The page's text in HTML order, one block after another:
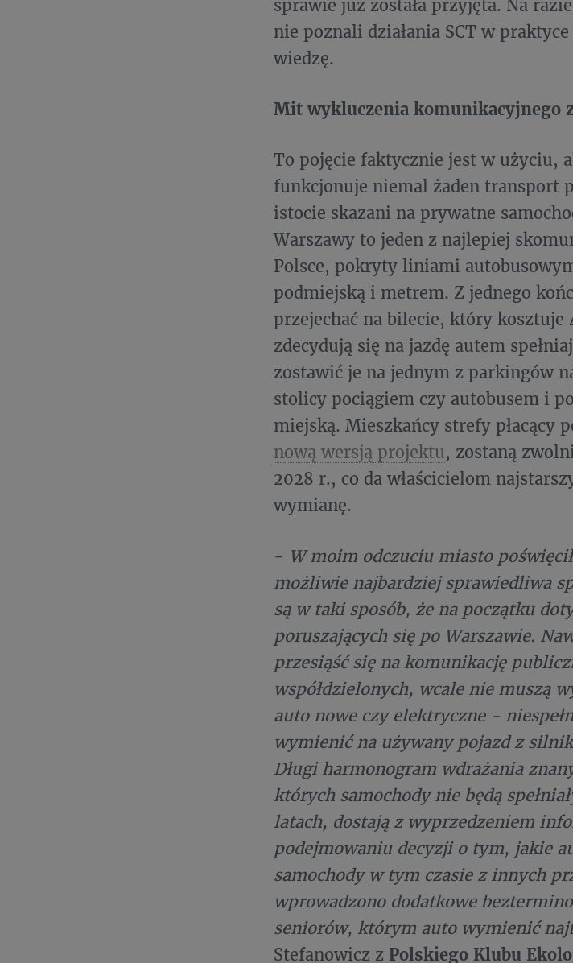
sprawie już została przyjęta. Na
nie poznali działania SCT w
wiedzę.
Mit wykluczenia komunikacyjnego
To pojęcie faktycznie jest w użyciu,
funkcjonuje niemal żaden transport
istocie skazani na prywatne
Warszawy to jeden z najlepiej
Polsce, pokryty liniami
podmiejską i metrem. Z jednego
przejechać na bilecie, który
zdecydują się na jazdę autem
zostawić je na jednym z parkingów
stolicy pociągiem czy autobusem i
miejską. Mieszkańcy strefy płacący
nową wersją projektu, zostaną
2028 r., co da właścicielom
wymianę.
- W moim odczuciu miasto
możliwie najbardziej sprawiedliwa
są w taki sposób, że na początku
poruszających się po Warszawie.
przesiąść się na komunikację
współdzielonych, wcale nie muszą
auto nowe czy elektryczne -
wymienić na używany pojazd z
Długi harmonogram wdrażania
których samochody nie będą
latach, dostają z wyprzedzeniem
podejmowaniu decyzji o tym, jakie
samochody w tym czasie z innych
wprowadzono dodatkowe
seniorów, którym auto wymienić
Stefanowicz z Polskiego Klubu